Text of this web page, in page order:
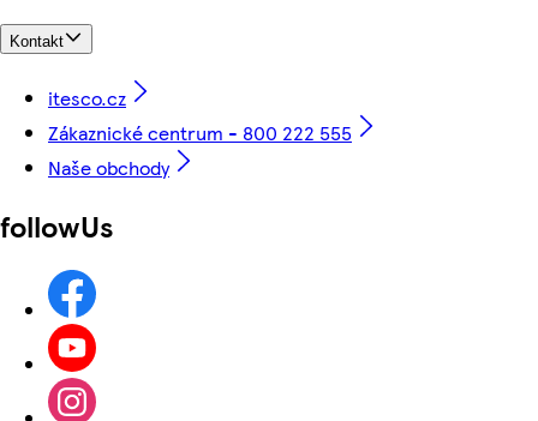
Kontakt
itesco.cz
Zákaznické centrum - 800 222 555
Naše obchody
followUs